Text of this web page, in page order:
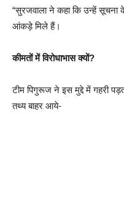
“सुरजवाला ने कहा कि उन्हें
आंकड़े मिले हैं।
कीमतों में विरोधाभास क्यों?
टीम पिगुरूज ने इस मुद्दे में गहरी
तथ्य बाहर आये-